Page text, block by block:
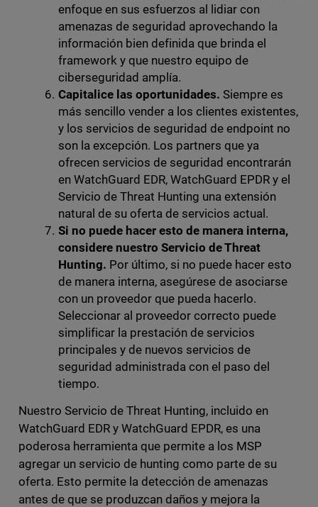
enfoque en sus esfuerzos al lidiar con
amenazas de seguridad aprovechando la
información bien definida que brinda el
framework y que nuestro equipo de
ciberseguridad amplía.
Capitalice las oportunidades. Siempre es
más sencillo vender a los clientes existentes,
y los servicios de seguridad de endpoint no
son la excepción. Los partners que ya
ofrecen servicios de seguridad encontrarán
en WatchGuard EDR, WatchGuard EPDR y el
Servicio de Threat Hunting una extensión
natural de su oferta de servicios actual.
Si no puede hacer esto de manera interna,
considere nuestro Servicio de Threat
Hunting. Por último, si no puede hacer esto
de manera interna, asegúrese de asociarse
con un proveedor que pueda hacerlo.
Seleccionar al proveedor correcto puede
simplificar la prestación de servicios
principales y de nuevos servicios de
seguridad administrada con el paso del
tiempo.
Nuestro Servicio de Threat Hunting, incluido en
WatchGuard EDR y WatchGuard EPDR, es una
poderosa herramienta que permite a los MSP
agregar un servicio de hunting como parte de su
oferta. Esto permite la detección de amenazas
antes de que se produzcan daños y mejora la